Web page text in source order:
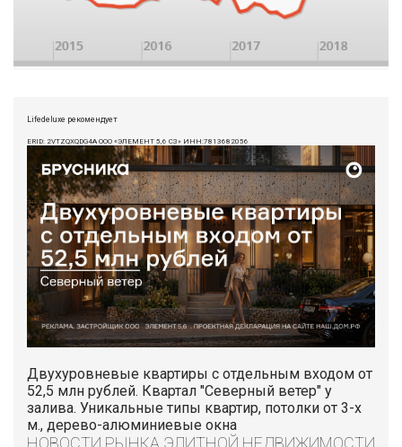
Lifedeluxe рекомендует
ERID: 2VTZQXQDG4A ООО «ЭЛЕМЕНТ 5,6 СЗ» ИНН:7813682056
Двухуровневые квартиры с отдельным входом от
52,5 млн рублей. Квартал "Северный ветер" у
залива. Уникальные типы квартир, потолки от 3-х
м., дерево-алюминиевые окна
НОВОСТИ РЫНКА ЭЛИТНОЙ НЕДВИЖИМОСТИ